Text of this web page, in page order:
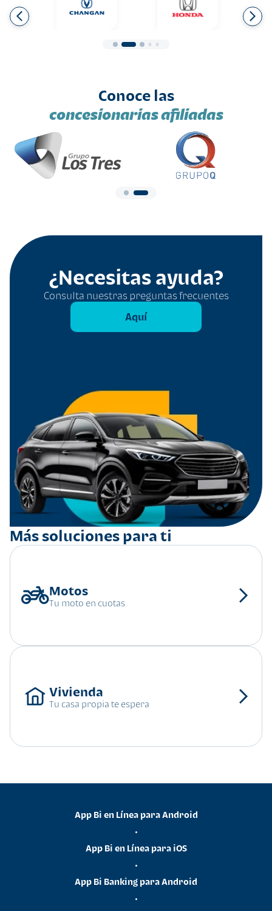
Conoce las
concesionarias afiliadas
¿Necesitas ayuda?
Consulta nuestras preguntas frecuentes
Aquí
Más soluciones para ti
Tu moto en cuotas
Tu casa propia te espera
App Bi en Línea para Android
•
App Bi en Línea para iOS
•
App Bi Banking para Android
•